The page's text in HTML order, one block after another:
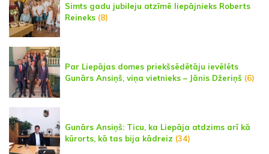
Simts gadu jubileju atzīmē liepājnieks Roberts
Reineks (8)
Par Liepājas domes priekšsēdētāju ievēlēts
Gunārs Ansiņš, viņa vietnieks – Jānis Džeriņš (6)
Gunārs Ansiņš: Ticu, ka Liepāja atdzims arī kā
kūrorts, kā tas bija kādreiz (34)